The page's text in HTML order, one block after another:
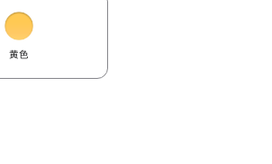
黄色